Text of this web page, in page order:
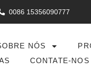
0086 15356090777
NÓS
CONTATE-NOS